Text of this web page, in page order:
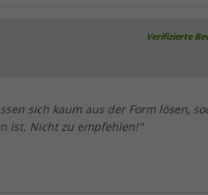
Verifizierte
sich kaum aus der Form lösen,
ist. Nicht zu empfehlen!"